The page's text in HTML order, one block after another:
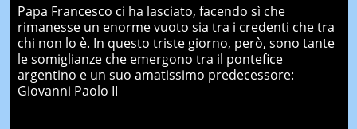
Papa Francesco ci ha lasciato, facendo sì che
rimanesse un enorme vuoto sia tra i credenti che tra
chi non lo è. In questo triste giorno, però, sono tante
le somiglianze che emergono tra il pontefice
argentino e un suo amatissimo predecessore:
Giovanni Paolo II